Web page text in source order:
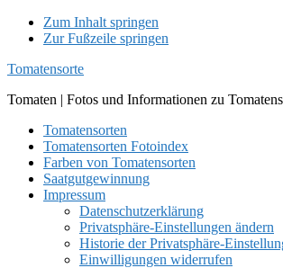
Zum Inhalt springen
Zur Fußzeile springen
Tomatensorte
Tomaten | Fotos und Informationen zu
Tomatensorten
Tomatensorten Fotoindex
Farben von Tomatensorten
Saatgutgewinnung
Impressum
Datenschutzerklärung
Privatsphäre-Einstellungen ändern
Historie der Privatsphäre-
Einwilligungen widerrufen